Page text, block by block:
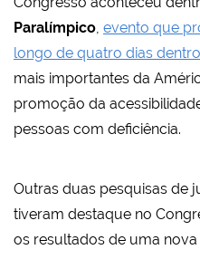
Paralímpico evento que
longo de quatro dias
mais importantes da
promoção da
pessoas com deficiência.
Outras duas pesquisas de
tiveram destaque no
os resultados de uma